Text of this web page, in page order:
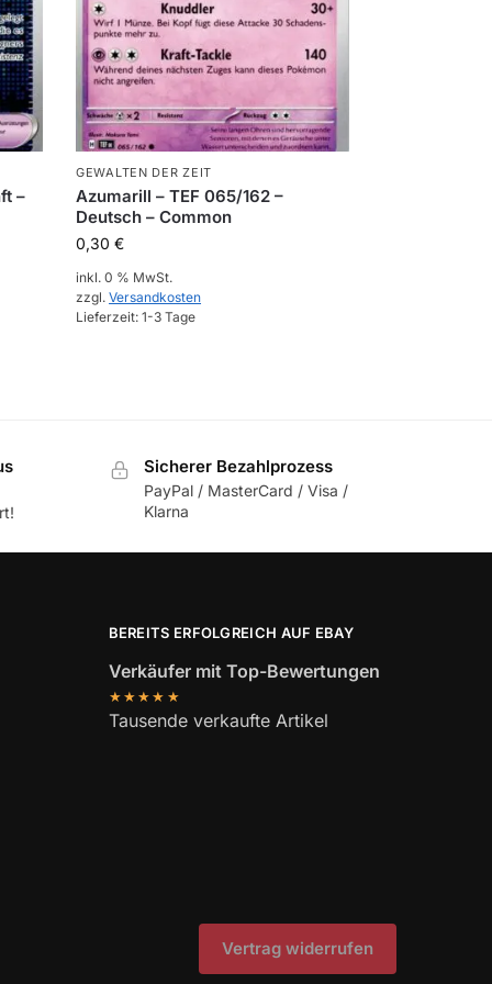
–
GEWALTEN DER ZEIT
Azumarill – TEF 065/162 –
Deutsch – Common
0,30€
inkl. 0 % MwSt.
zzgl.Versandkosten
Lieferzeit:1-3 Tage
Sicherer Bezahlprozess
PayPal / MasterCard / Visa /
Klarna
BEREITS ERFOLGREICH AUF EBAY
Verkäufer mit Top-Bewertungen
★★★★★
Tausende verkaufte Artikel
Vertrag widerrufen